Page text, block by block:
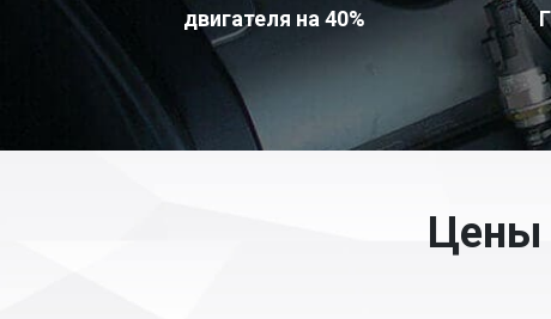
двигателя на 40%
Цены